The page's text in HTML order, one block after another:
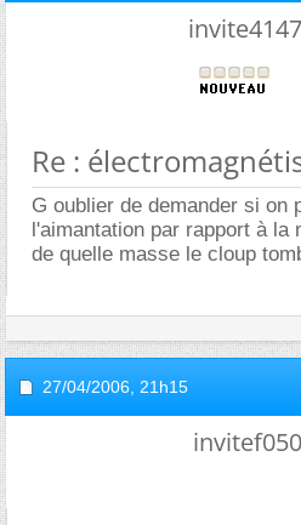
Re :
G oublier de demander si on
l'aimantation par rapport à la
de quelle masse le cloup
27/04/2006, 21h15